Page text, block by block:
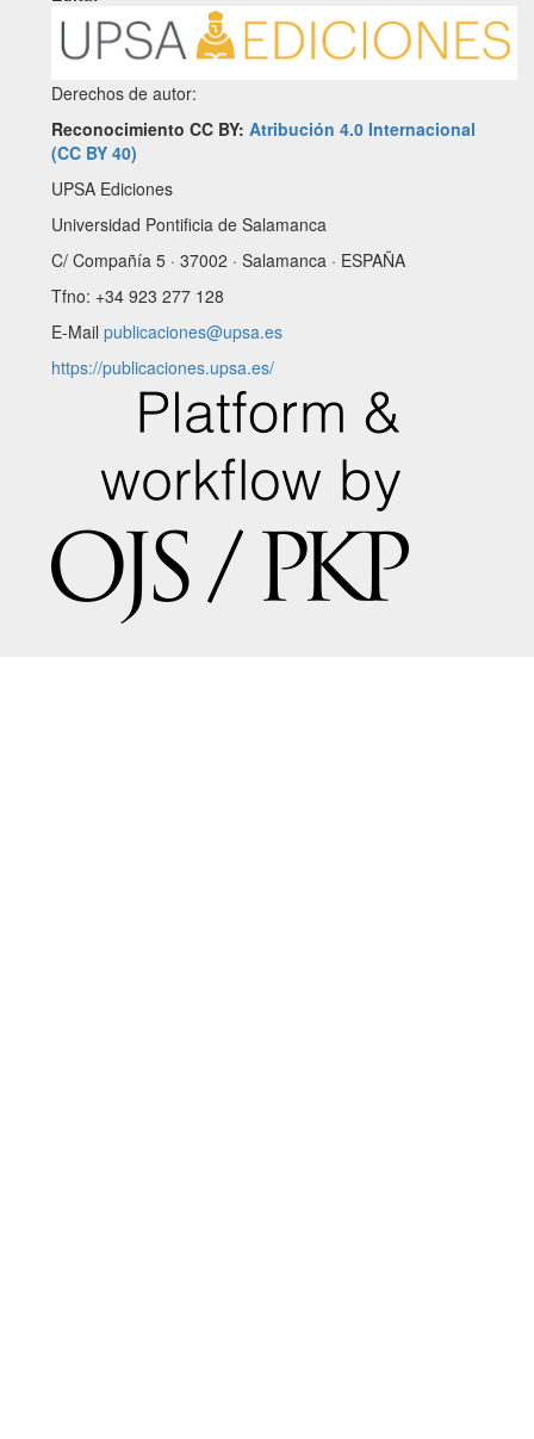
Derechos de autor:
Reconocimiento CC BY: Atribución 4.0 Internacional
(CC BY 40)
UPSA Ediciones
Universidad Pontificia de Salamanca
C/ Compañía 5 · 37002 · Salamanca · ESPAÑA
Tfno: +34 923 277 128
E-Mail publicaciones@upsa.es
https://publicaciones.upsa.es/